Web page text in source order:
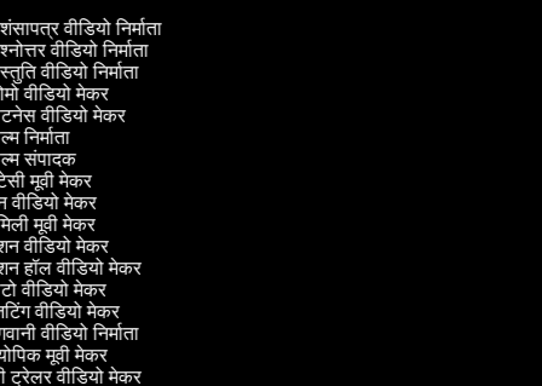
वीडियो निर्माता
वीडियो निर्माता
वीडियो निर्माता
वीडियो मेकर
वीडियो मेकर
निर्माता
संपादक
मूवी मेकर
मेकर
मूवी मेकर
वीडियो मेकर
हॉल वीडियो मेकर
वीडियो मेकर
वीडियो मेकर
वीडियो निर्माता
मूवी मेकर
ट्रेलर वीडियो मेकर